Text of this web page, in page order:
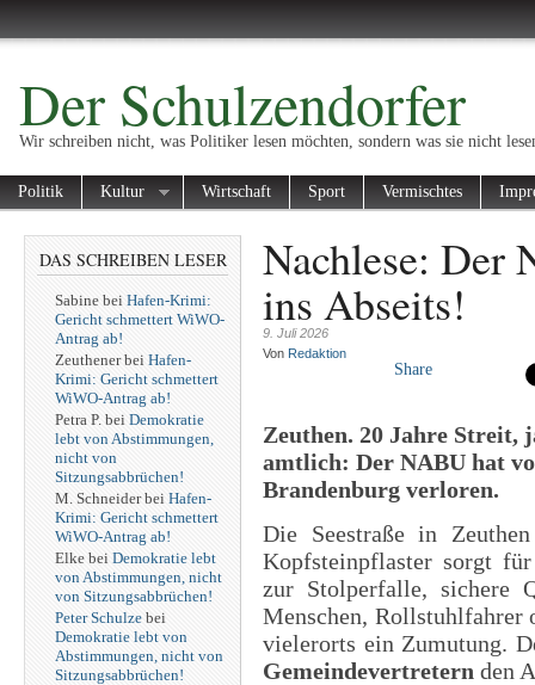
Der Schulzendorfer
Wir schreiben nicht, was Politiker lesen möchten, sondern was sie nicht
Politik Kultur Wirtschaft Sport Vermischtes
DAS SCHREIBEN LESER
Sabine bei Hafen-Krimi:
Gericht schmettert WiWO-
Antrag ab!
Zeuthenerbei Hafen-
Krimi: Gericht schmettert
WiWO-Antrag ab!
Petra P. bei Demokratie
lebt von Abstimmungen,
nicht von
Sitzungsabbrüchen!
M. Schneiderbei Hafen-
Krimi: Gericht schmettert
WiWO-Antrag ab!
Elke bei Demokratie lebt
von Abstimmungen, nicht
von Sitzungsabbrüchen!
Peter Schulze bei
Demokratie lebt von
Abstimmungen, nicht von
Sitzungsabbrüchen!
Nachlese: Der
ins Abseits!
9. Juli 2026
Von Redaktion
Share
Zeuthen. 20 Jahre Streit,
amtlich: Der NABU hat
Brandenburg verloren.
Die Seestraße in
Kopfsteinpflaster sorgt
zur Stolperfalle, sichere
Menschen, Rollstuhlfahrer
vielerorts ein Zumutung.
Gemeindevertretern den